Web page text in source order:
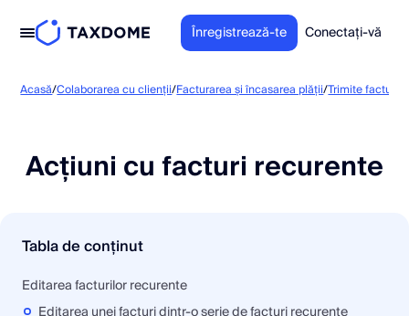
Înregistrează-te Conectați-vă
Acasă/Colaborarea cu clienții/Facturarea și încasarea plății/Trimite facturi
Acțiuni cu facturi recurente
Tabla de conținut
Editarea facturilor recurente